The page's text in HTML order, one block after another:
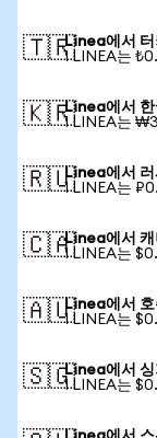
🇹🇷Linea에서 터
1 LINEA는
🇰🇷Linea에서 한
1 LINEA는
🇷🇺Linea에서
1 LINEA는
🇨🇦Linea에서 캐
1 LINEA는
🇦🇺Linea에서 호
1 LINEA는
🇸🇬Linea에서 싱
1 LINEA는